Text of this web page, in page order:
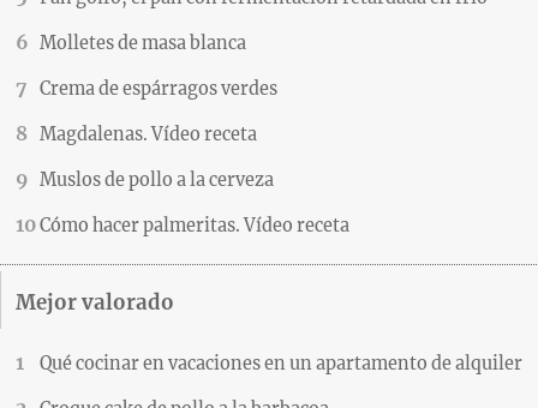
Molletes de masa blanca
Crema de espárragos verdes
Magdalenas. Vídeo receta
Muslos de pollo a la cerveza
Cómo hacer palmeritas. Vídeo receta
Mejor valorado
Qué cocinar en vacaciones en un apartamento de alquiler